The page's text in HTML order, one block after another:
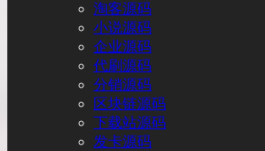
淘客源码
小说源码
企业源码
代刷源码
分销源码
区块链源码
下载站源码
发卡源码